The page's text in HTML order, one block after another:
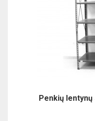
Penkių